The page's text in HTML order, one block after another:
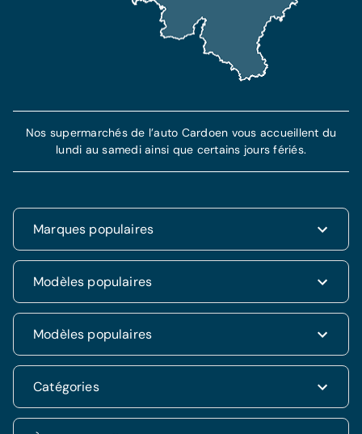
En savoir plus
Marques populaires
Renault
Dacia
Volkswagen
Hyundai
Kia
Mercedes
Modèles populaires
Renault Clio
Fiat 500
Hyundai Tucson
Kia Rio
Nissan Qashqai
Modèles populaires
Hyundai i20
Jeep Renegade
Catégories
Nos supermarchés de l’auto Cardoen vous accueillent du
lundi au samedi ainsi que certains jours fériés.